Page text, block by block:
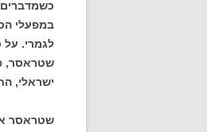
במפעלי
לגמרי. על
שטראסר,
ישראלי,